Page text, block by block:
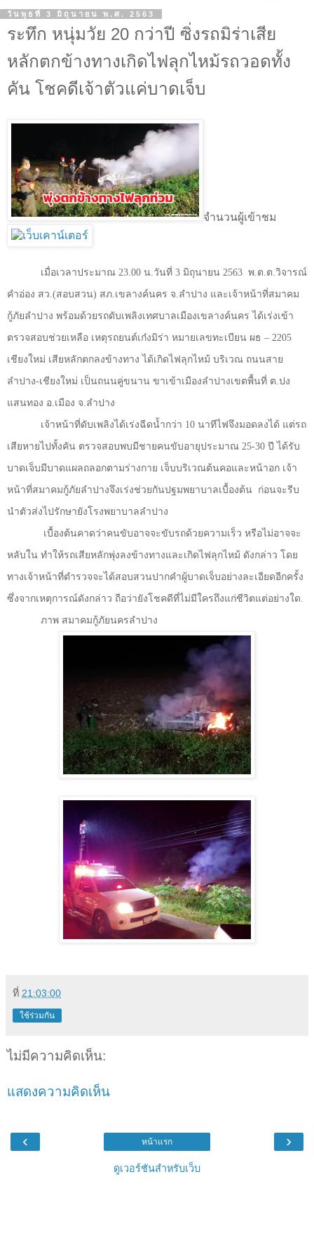
วันพุธที่ 3 มิถุนายน พ.ศ. 2563
ระทึก หนุ่มวัย 20 กว่าปี ซิ่งรถมิร่าเสีย
หลักตกข้างทางเกิดไฟลุกไหม้รถวอดทั้ง
คัน โชคดีเจ้าตัวแค่บาดเจ็บ
จำนวนผู้เข้าชม
เมื่อเวลาประมาณ 23.00 น.วันที่ 3 มิถุนายน 2563 พ.ต.ต.วิจารณ์
คำอ่อง สว.(สอบสวน) สภ.เขลางค์นคร จ.ลำปาง และเจ้าหน้าที่สมาคม
กู้ภัยลำปาง พร้อมด้วยรถดับเพลิงเทศบาลเมืองเขลางค์นคร ได้เร่งเข้า
ตรวจสอบช่วยเหลือ เหตุรถยนต์เก๋งมิร่า หมายเลขทะเบียน ผธ – 2205
เชียงใหม่ เสียหลักตกลงข้างทาง ได้เกิดไฟลุกไหม้ บริเวณ ถนนสาย
ลำปาง-เชียงใหม่ เป็นถนนคู่ขนาน ขาเข้าเมืองลำปางเขตพื้นที่ ต.ปง
แสนทอง อ.เมือง จ.ลำปาง
เจ้าหน้าที่ดับเพลิงได้เร่งฉีดน้ำกว่า 10 นาทีไฟจึงมอดลงได้ แต่รถ
เสียหายไปทั้งคัน ตรวจสอบพบมีชายคนขับอายุประมาณ 25-30 ปี ได้รับ
บาดเจ็บมีบาดแผลถลอกตามร่างกาย เจ็บบริเวณต้นคอและหน้าอก เจ้า
หน้าที่สมาคมกู้ภัยลำปางจึงเร่งช่วยกันปฐมพยาบาลเบื้องต้น ก่อนจะรีบ
นำตัวส่งไปรักษายังโรงพยาบาลลำปาง
เบื้องต้นคาดว่าคนขับอาจจะขับรถด้วยความเร็ว หรือไม่อาจจะ
หลับใน ทำให้รถเสียหลักพุ่งลงข้างทางและเกิดไฟลุกไหม้ ดังกล่าว โดย
ทางเจ้าหน้าที่ตำรวจจะได้สอบสวนปากคำผู้บาดเจ็บอย่างละเอียดอีกครั้ง
ซึ่งจากเหตุการณ์ดังกล่าว ถือว่ายังโชคดีที่ไม่มีใครถึงแก่ชีวิตแต่อย่างใด.
ภาพ สมาคมกู้ภัยนครลำปาง
ที่ 21:03:00
ใช้ร่วมกัน
ไม่มีความคิดเห็น:
แสดงความคิดเห็น
‹ ›
หน้าแรก
ดูเวอร์ชันสำหรับเว็บ